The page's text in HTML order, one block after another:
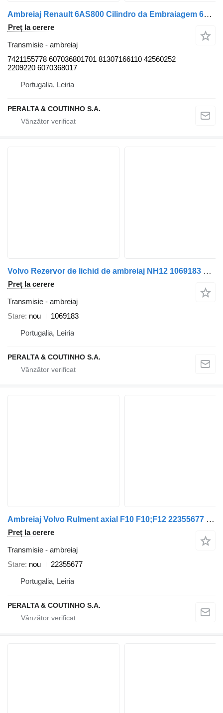
Ambreiaj Renault 6AS800 Cilindro da Embraiagem 6AS800;6AS1000 7421155778 pentru remorcă Renault
Preț la cerere
Transmisie - ambreiaj
7421155778 607036801701 81307166110 42560252
2209220 6070368017
Portugalia, Leiria
PERALTA & COUTINHO S.A.
Volvo Rezervor de lichid de ambreiaj NH12 1069183 pentru remorcă Volvo
Preț la cerere
Transmisie - ambreiaj
Stare nou
1069183
Portugalia, Leiria
PERALTA & COUTINHO S.A.
Ambreiaj Volvo Rulment axial F10 F10;F12 22355677 pentru remorcă Volvo
Preț la cerere
Transmisie - ambreiaj
Stare nou
22355677
Portugalia, Leiria
PERALTA & COUTINHO S.A.